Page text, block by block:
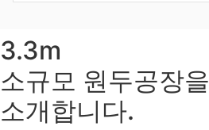
3.3m
소규모 원두공장을
소개합니다.